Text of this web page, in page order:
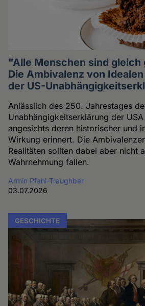
"Alle Menschen sind
Die Ambivalenz von
der US-
Anlässlich des 250. Jahrestages
Unabhängigkeitserklärung der
angesichts deren historischer und
Wirkung erinnert. Die
Realitäten sollten dabei aber nicht
Wahrnehmung fallen.
Armin Pfahl-Traughber
03.07.2026
GESCHICHTE